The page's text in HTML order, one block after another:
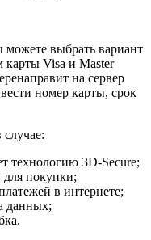
выбрать вариант
Visa и Master
на сервер
номер карты, срок
технологию 3D-Secure;
для покупки;
в интернете;
данных;